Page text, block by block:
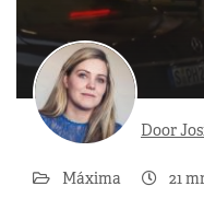
Door
Máxima 21